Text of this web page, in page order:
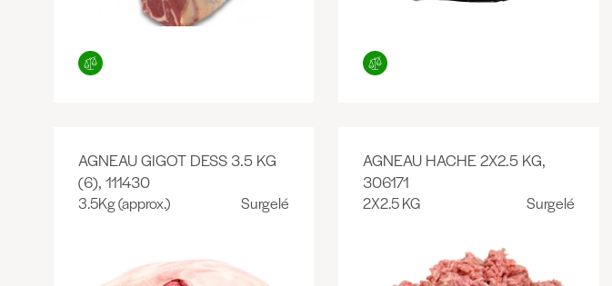
AGNEAU GIGOT DESS 3.5 KG
(6), 111430
3.5Kg (approx.) Surgelé
AGNEAU HACHE 2X2.5 KG,
306171
2X2.5 KG Surgelé